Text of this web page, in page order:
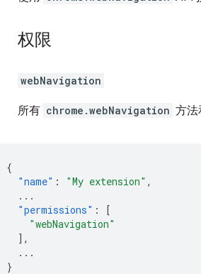
权限
webNavigation
所有 chrome.webNavigation 方法
{
"name" : "My extension" ,
...
"permissions" :
[
"webNavigation"
],
...
}